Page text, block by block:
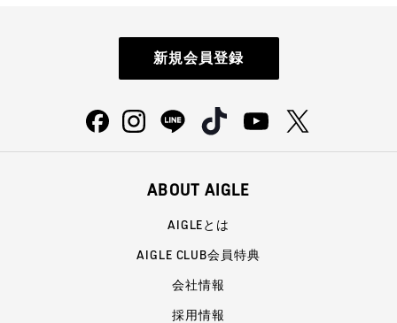
新規会員登録
ABOUT AIGLE
AIGLEとは
AIGLE CLUB会員特典
会社情報
採用情報